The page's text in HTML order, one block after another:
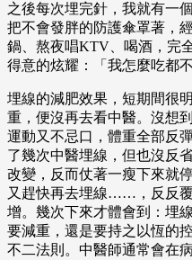
之後每次埋完針，我就有一
把不會發胖的防護傘罩著，
鍋、熬夜唱KTV、喝酒，完
得意的炫耀：「我怎麼吃都
埋線的減肥效果，短期間很
重，便沒再去看中醫。沒想
運動又不忌口，體重全部反
了幾次中醫埋線，但也沒反
改變，反而仗著一瘦下來就
又趕快再去埋線……，反反
增。幾次下來才體會到：埋
要減重，還是要持之以恆的
不二法則。中醫師通常會在